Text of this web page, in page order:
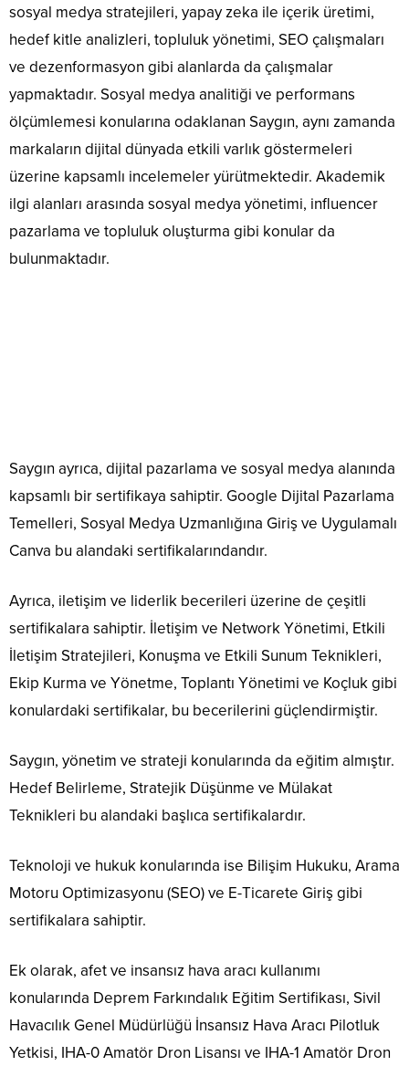
sosyal medya stratejileri, yapay zeka ile içerik üretimi,
hedef kitle analizleri, topluluk yönetimi, SEO çalışmaları
ve dezenformasyon gibi alanlarda da çalışmalar
yapmaktadır. Sosyal medya analitiği ve performans
ölçümlemesi konularına odaklanan Saygın, aynı zamanda
markaların dijital dünyada etkili varlık göstermeleri
üzerine kapsamlı incelemeler yürütmektedir. Akademik
ilgi alanları arasında sosyal medya yönetimi, influencer
pazarlama ve topluluk oluşturma gibi konular da
bulunmaktadır.
Saygın ayrıca, dijital pazarlama ve sosyal medya alanında
kapsamlı bir sertifikaya sahiptir. Google Dijital Pazarlama
Temelleri, Sosyal Medya Uzmanlığına Giriş ve Uygulamalı
Canva bu alandaki sertifikalarındandır.
Ayrıca, iletişim ve liderlik becerileri üzerine de çeşitli
sertifikalara sahiptir. İletişim ve Network Yönetimi, Etkili
İletişim Stratejileri, Konuşma ve Etkili Sunum Teknikleri,
Ekip Kurma ve Yönetme, Toplantı Yönetimi ve Koçluk gibi
konulardaki sertifikalar, bu becerilerini güçlendirmiştir.
Saygın, yönetim ve strateji konularında da eğitim almıştır.
Hedef Belirleme, Stratejik Düşünme ve Mülakat
Teknikleri bu alandaki başlıca sertifikalardır.
Teknoloji ve hukuk konularında ise Bilişim Hukuku, Arama
Motoru Optimizasyonu (SEO) ve E-Ticarete Giriş gibi
sertifikalara sahiptir.
Ek olarak, afet ve insansız hava aracı kullanımı
konularında Deprem Farkındalık Eğitim Sertifikası, Sivil
Havacılık Genel Müdürlüğü İnsansız Hava Aracı Pilotluk
Yetkisi, IHA-0 Amatör Dron Lisansı ve IHA-1 Amatör Dron